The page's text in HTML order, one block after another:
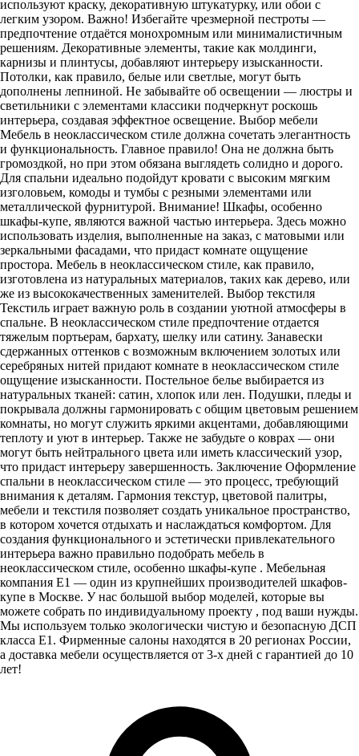
используют краску, декоративную штукатурку, или обои с
легким узором. Важно! Избегайте чрезмерной пестроты —
предпочтение отдаётся монохромным или минималистичным
решениям. Декоративные элементы, такие как молдинги,
карнизы и плинтусы, добавляют интерьеру изысканности.
Потолки, как правило, белые или светлые, могут быть
дополнены лепниной. Не забывайте об освещении — люстры и
светильники с элементами классики подчеркнут роскошь
интерьера, создавая эффектное освещение. Выбор мебели
Мебель в неоклассическом стиле должна сочетать элегантность
и функциональность. Главное правило! Она не должна быть
громоздкой, но при этом обязана выглядеть солидно и дорого.
Для спальни идеально подойдут кровати с высоким мягким
изголовьем, комоды и тумбы с резными элементами или
металлической фурнитурой. Внимание! Шкафы, особенно
шкафы-купе, являются важной частью интерьера. Здесь можно
использовать изделия, выполненные на заказ, с матовыми или
зеркальными фасадами, что придаст комнате ощущение
простора. Мебель в неоклассическом стиле, как правило,
изготовлена из натуральных материалов, таких как дерево, или
же из высококачественных заменителей. Выбор текстиля
Текстиль играет важную роль в создании уютной атмосферы в
спальне. В неоклассическом стиле предпочтение отдается
тяжелым портьерам, бархату, шелку или сатину. Занавески
сдержанных оттенков с возможным включением золотых или
серебряных нитей придают комнате в неоклассическом стиле
ощущение изысканности. Постельное белье выбирается из
натуральных тканей: сатин, хлопок или лен. Подушки, пледы и
покрывала должны гармонировать с общим цветовым решением
комнаты, но могут служить яркими акцентами, добавляющими
теплоту и уют в интерьер. Также не забудьте о коврах — они
могут быть нейтрального цвета или иметь классический узор,
что придаст интерьеру завершенность. Заключение Оформление
спальни в неоклассическом стиле — это процесс, требующий
внимания к деталям. Гармония текстур, цветовой палитры,
мебели и текстиля позволяет создать уникальное пространство,
в котором хочется отдыхать и наслаждаться комфортом. Для
создания функционального и эстетически привлекательного
интерьера важно правильно подобрать мебель в
неоклассическом стиле, особенно шкафы-купе . Мебельная
компания E1 — один из крупнейших производителей шкафов-
купе в Москве. У нас большой выбор моделей, которые вы
можете собрать по индивидуальному проекту , под ваши нужды.
Мы используем только экологически чистую и безопасную ДСП
класса Е1. Фирменные салоны находятся в 20 регионах России,
а доставка мебели осуществляется от 3-х дней с гарантией до 10
лет!